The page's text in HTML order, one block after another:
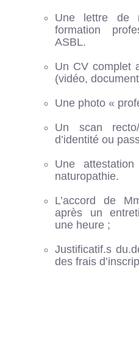
Une lettre de
formation
ASBL.
Un CV complet
(vidéo,
Une photo «
Un scan
d’identité ou
Une
naturopathie.
L’accord de
après un
une heure ;
Justificatif.s
des frais